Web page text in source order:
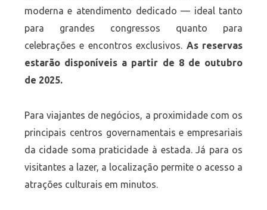
moderna e atendimento dedicado — ideal tanto
para grandes congressos quanto para
celebrações e encontros exclusivos. As reservas
estarão disponíveis a partir de 8 de outubro
de 2025.
Para viajantes de negócios, a proximidade com os
principais centros governamentais e empresariais
da cidade soma praticidade à estada. Já para os
visitantes a lazer, a localização permite o acesso a
atrações culturais em minutos.